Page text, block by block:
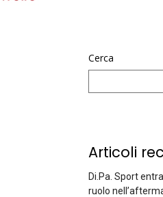
Cerca
Articoli
Di.Pa. Sport
ruolo